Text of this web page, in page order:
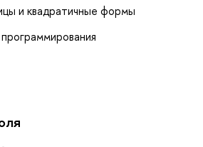
и квадратичные формы